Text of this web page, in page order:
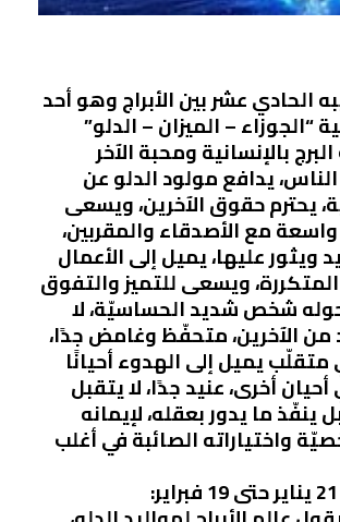
الحادي عشر بين الأبراج وهو أحد
“الجوزاء – الميزان – الدلو”
بالإنسانية ومحبة الآخر
الناس، يدافع مولود الدلو عن
يحترم حقوق الآخرين، ويسعى
واسعة مع الأصدقاء والمقربين،
ويثور عليها، يميل إلى الأعمال
المتكررة، ويسعى للتميز والتفوق
شخص شديد الحساسيّة، لا
من الآخرين، متحفّظ وغامض جدًا،
يميل إلى الهدوء أحيانًا
أخرى، عنيد جدًا، لا يتقبل
ينفّذ ما يدور بعقله، لإيمانه
واختياراته الصائبة في أغلب